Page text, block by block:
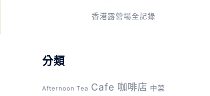
香港露營場全記錄
分類
Afternoon Tea Cafe 咖啡店 中菜